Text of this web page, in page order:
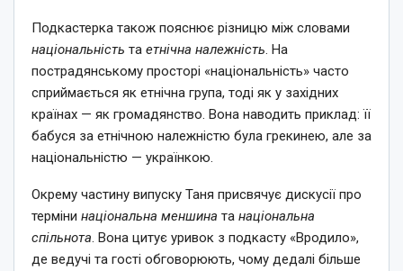
Подкастерка також пояснює різницю між словами
національність та етнічна належність. На
пострадянському просторі «національність» часто
сприймається як етнічна група, тоді як у західних
країнах — як громадянство. Вона наводить приклад: її
бабуся за етнічною належністю була грекинею, але за
національністю — українкою.
Окрему частину випуску Таня присвячує дискусії про
терміни національна меншина та національна
спільнота. Вона цитує уривок з подкасту «Вродило»,
де ведучі та гості обговорюють, чому дедалі більше